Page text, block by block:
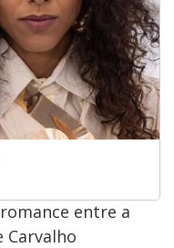
entre a
Carvalho